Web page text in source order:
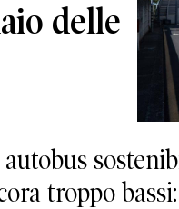
delle
troppo